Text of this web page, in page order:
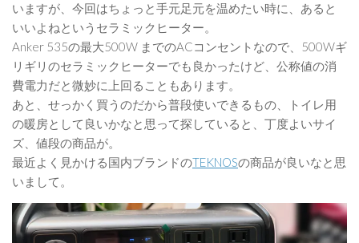
いますが、今回はちょっと手元足元を温めたい時に、あると
いいよねというセラミックヒーター。
Anker 535の最大500W までのACコンセントなので、500Wギ
リギリのセラミックヒーターでも良かったけど、公称値の消
費電力だと微妙に上回ることもあります。
あと、せっかく買うのだから普段使いできるもの、トイレ用
の暖房として良いかなと思って探していると、丁度よいサイ
ズ、値段の商品が。
最近よく見かける国内ブランドのTEKNOSの商品が良いなと思
いまして。